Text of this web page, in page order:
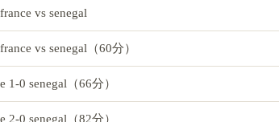
vs senegal
vs senegal（60分）
1-0 senegal（66分）
2-0 senegal（82分）